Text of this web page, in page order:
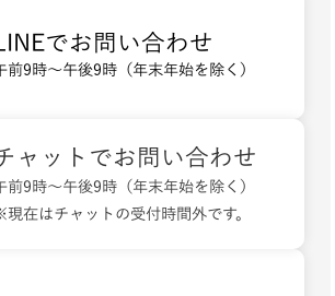
LINEでお問い合わせ
前9時～午後9時（年末年始を除く）
ャットでお問い合わせ
前9時～午後9時（年末年始を除く）
在はチャットの受付時間外です。